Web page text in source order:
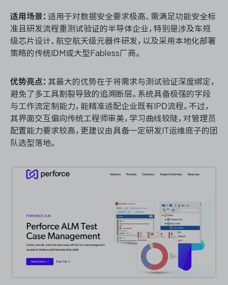
适用场景： 适用于对数据安全要求极高、需满足功能安全标
准且研发流程重测试验证的半导体企业，特别是涉及车规
级芯片设计、航空航天级元器件研发，以及采用本地化部署
策略的传统IDM或大型Fabless厂商。
优势亮点： 其最大的优势在于将需求与测试验证深度绑定，
避免了多工具割裂导致的追溯断层。系统具备极强的字段
与工作流定制能力，能精准适配企业既有IPD流程。不过，
其界面交互偏向传统工程师审美，学习曲线较陡，对管理员
配置能力要求较高，更建议由具备一定研发IT运维底子的团
队选型落地。